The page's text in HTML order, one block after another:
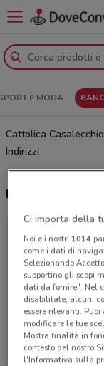
E MODA
Cattolica
Indirizzi
Ultime offerte
Ci importa della
Noi e i nostri 1014
come i dati di
Selezionando
supportino gli scopi
dati da fornire". Nel
disabilitate, alcuni
essere rilevanti.
modificare le tue
Mostra finalità in
contesto del nostro
l'Informativa sulla